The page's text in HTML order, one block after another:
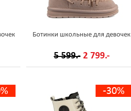
Ботинки школьные для девочек
5 599.- 2 799.-
-30%